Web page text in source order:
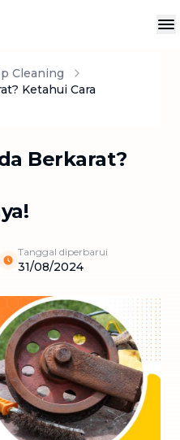
Cleaning
Ketahui Cara
Berkarat?
Tanggal diperbarui
31/08/2024